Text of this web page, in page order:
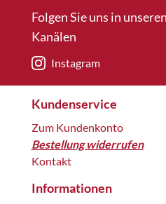
Folgen Sie uns in
Kanälen
Instagram
Kundenservice
Zum Kundenkonto
Bestellung widerrufen
Kontakt
Informationen